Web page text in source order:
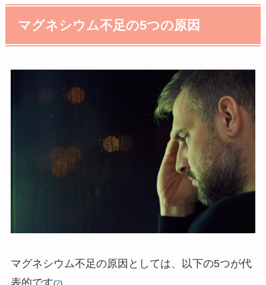
マグネシウム不足の5つの原因
マグネシウム不足の原因としては、以下の5つが代